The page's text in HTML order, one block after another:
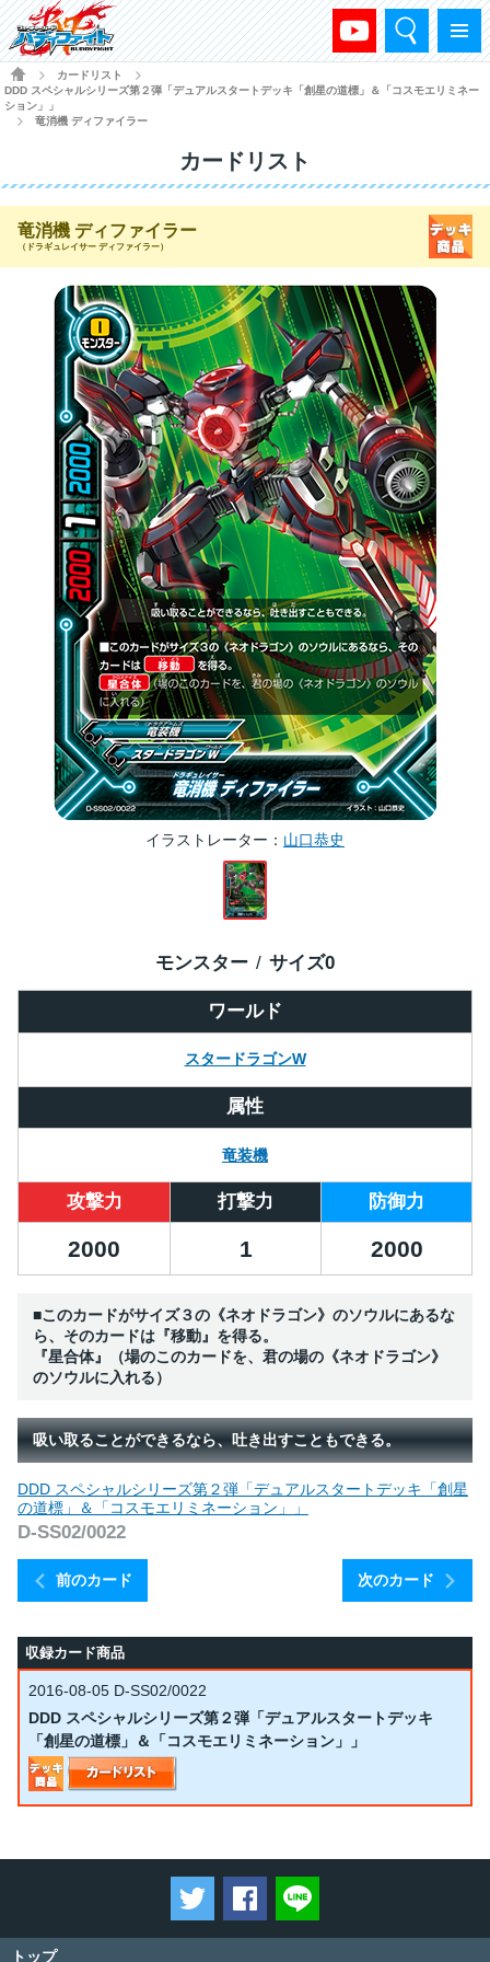
メニュー
検索
HOME
カードリスト
DDD スペシャルシリーズ第２弾「デュアルスタートデッキ「創星の道標」＆「コスモエリミネー
ション」」
竜消機 ディファイラー
カードリスト
竜消機 ディファイラー
（ドラギュレイサー ディファイラー）
イラストレーター 山口恭史
ワールド
スタードラゴンW
モンスター サイズ0
属性
竜装機
攻撃力 打撃力 防御力
2000 1 2000
■このカードがサイズ３の《ネオドラゴン》のソウルにあるな
ら、そのカードは『移動』を得る。
『星合体』（場のこのカードを、君の場の《ネオドラゴン》
のソウルに入れる）
吸い取ることができるなら、吐き出すこともできる。
前のカード
DDD スペシャルシリーズ第２弾「デュアルスタートデッキ「創星
の道標」＆「コスモエリミネーション」」
D-SS02/0022
次のカード
収録カード商品
2016-08-05 D-SS02/0022
DDD スペシャルシリーズ第２弾「デュアルスタートデッキ
「創星の道標」＆「コスモエリミネーション」」
ツイートするFacebookでシェアする
トップ